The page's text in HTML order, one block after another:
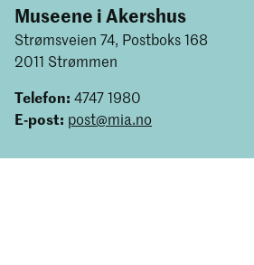
Museene i Akershus
Strømsveien 74, Postboks 168
2011 Strømmen
Telefon: 4747 1980
E-post: post@mia.no